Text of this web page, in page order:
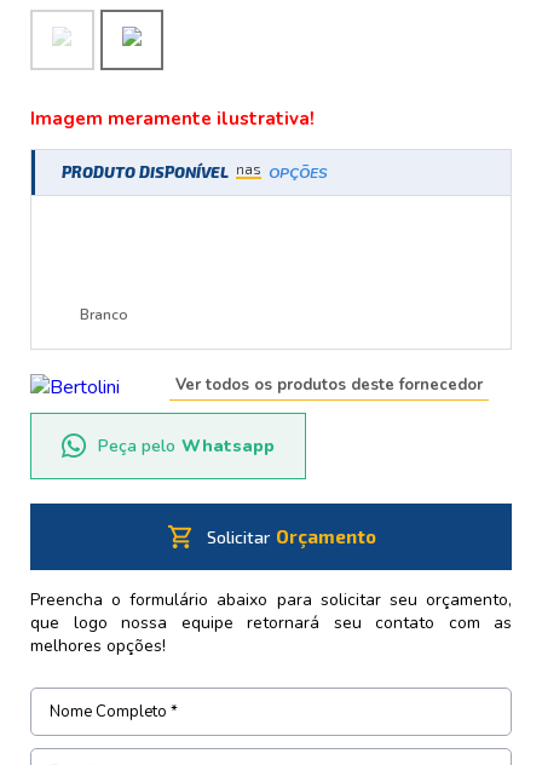
Imagem meramente ilustrativa!
PRODUTO DISPONÍVEL nas OPÇÕES
Branco
Ver todos os produtos deste fornecedor
Peça pelo Whatsapp
shopping_cart Solicitar Orçamento
Preencha o formulário abaixo para solicitar seu orçamento,
que logo nossa equipe retornará seu contato com as
melhores opções!